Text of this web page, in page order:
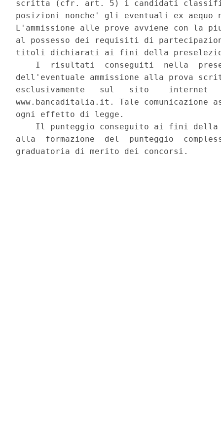
scritta (cfr. art. 5) i candidati
posizioni nonche' gli eventuali ex
L'ammissione alle prove avviene con la
al possesso dei requisiti di
titoli dichiarati ai fini della
I  risultati  conseguiti  nella
dell'eventuale ammissione alla prova
esclusivamente   sul   sito    internet
www.bancaditalia.it. Tale comunicazione
ogni effetto di legge.
Il punteggio conseguito ai fini
alla  formazione  del  punteggio